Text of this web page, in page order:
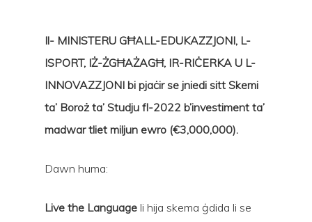
Il- MINISTERU GĦALL-EDUKAZZJONI, L-
ISPORT,​ IŻ-ŻGĦAŻAGĦ, IR-RIĊERKA U L-
INNOVAZZJONI bi pjaċir se jniedi sitt Skemi
ta’ Boroż ta’ Studju fl-2022 b’investiment ta’
madwartliet miljun ewro (€3,000,000).
Dawn huma:
Live the Language li hija skema ġdida li se